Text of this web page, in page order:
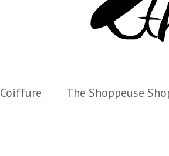
Coiffure The Shoppeuse